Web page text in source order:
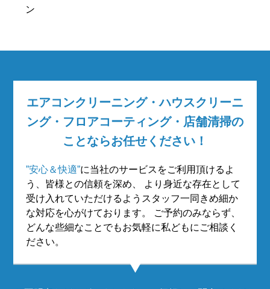
ン
エアコンクリーニング・ハウスクリーニ
ング・フロアコーティング・店舗清掃の
ことならお任せください！
”安心＆快適”に当社のサービスをご利用頂けるよ
う、皆様との信頼を深め、
より身近な存在として
受け入れていただけるようスタッフ一同きめ細か
な対応を心がけております。
ご予約のみならず、
どんな些細なことでもお気軽に私どもにご相談く
ださい。